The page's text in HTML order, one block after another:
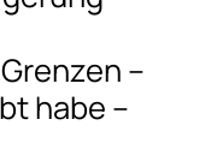
–
habe –